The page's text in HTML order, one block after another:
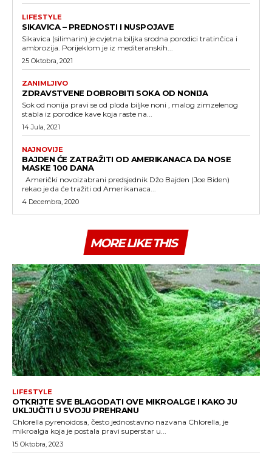
LIFESTYLE
SIKAVICA – PREDNOSTI I NUSPOJAVE
Sikavica (silimarin) je cvjetna biljka srodna porodici tratinčica i
ambrozija. Porijeklom je iz mediteranskih...
25 Oktobra, 2021
ZANIMLJIVO
ZDRAVSTVENE DOBROBITI SOKA OD NONIJA
Sok od nonija pravi se od ploda biljke noni , malog zimzelenog
stabla iz porodice kave koja raste na...
14 Jula, 2021
NAJNOVIJE
BAJDEN ĆE ZATRAŽITI OD AMERIKANACA DA NOSE
MASKE 100 DANA
rekao je da će tražiti od Amerikanaca...
4 Decembra, 2020
MORE LIKE THIS
LIFESTYLE
OTKRIJTE SVE BLAGODATI OVE MIKROALGE I KAKO JU
UKLJUČITI U SVOJU PREHRANU
Chlorella pyrenoidosa, često jednostavno nazvana Chlorella, je
mikroalga koja je postala pravi superstar u...
15 Oktobra, 2023